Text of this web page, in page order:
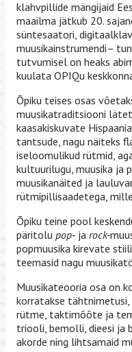
klahvpillide mängijaid
maailma jätkub 20.
süntesaatori,
muusikainstrumendi–
tutvumisel on heaks
kuulata OPIQu
Õpiku teises osas
muusikatraditsiooni
kaasakiskuvate
tantsude, nagu näiteks
iseloomulikud rütmid,
kultuurilugu, muusika ja
muusikanäited ja
rütmipillisaadetega,
Õpiku teine pool
päritolu pop- ja rock-
popmuusika kirevate
teemasid nagu
Muusikateooria osa on
korratakse tähtnimetusi,
rütme, taktimõõte ja
triooli, bemolli, dieesi ja
akorde ning lihtsamaid